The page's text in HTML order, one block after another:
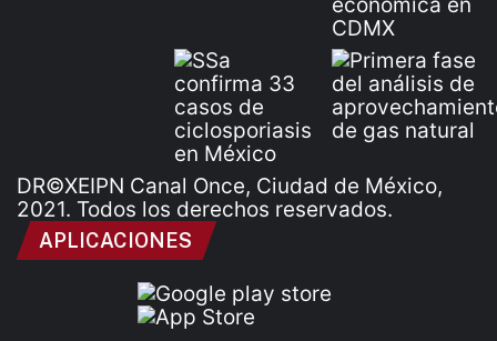
DR©XEIPN Canal Once, Ciudad de México,
2021. Todos los derechos reservados.
APLICACIONES